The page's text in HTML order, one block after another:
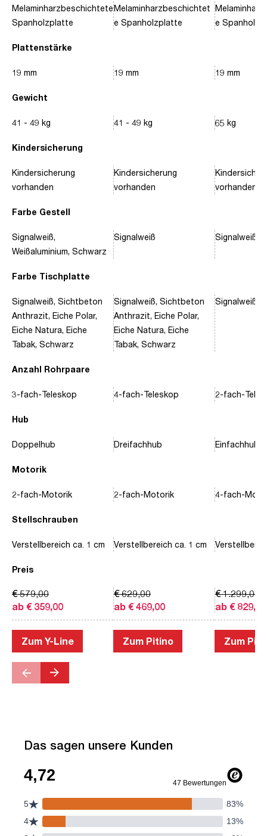
Plattenstärke
Gewicht
Kindersicherung
Farbe Gestell
Farbe Tischplatte
Anzahl Rohrpaare
Hub
Motorik
Stellschrauben
Preis
Melaminharzbeschichtete
Spanholzplatte
19 mm
41 - 49 kg
Kindersicherung
vorhanden
Signalweiß,
Weißaluminium, Schwarz
Signalweiß, Sichtbeton
Anthrazit, Eiche Polar,
Eiche Natura, Eiche
Tabak, Schwarz
3-fach-Teleskop
Doppelhub
2-fach-Motorik
Verstellbereich ca. 1 cm
ab € 359,00
€ 579,00
Zum Y-Line
Melaminharzbeschichtet
e Spanholzplatte
19 mm
41 - 49 kg
Kindersicherung
vorhanden
Signalweiß
Signalweiß, Sichtbeton
Anthrazit, Eiche Polar,
Eiche Natura, Eiche
Tabak, Schwarz
4-fach-Teleskop
Dreifachhub
2-fach-Motorik
Verstellbereich ca. 1 cm
ab € 469,00
€ 629,00
Zum Pitino
e
19 mm
65 kg
vorhanden
Signalweiß,
Signalweiß,
2-fach-
Einfachhub
4-fach-
ab € 829,00
€ 1.299,00
Zum
Das sagen unsere Kunden